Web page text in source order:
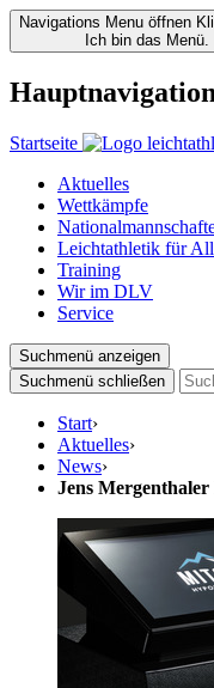
Navigations Menu öffnen
Ich bin das Menü.
Hauptnavigation
Startseite
Aktuelles
Wettkämpfe
Leichtathletik für
Training
Wir im DLV
Service
Suchmenü anzeigen
Suchmenü schließen
Start›
Aktuelles›
News›
Jens